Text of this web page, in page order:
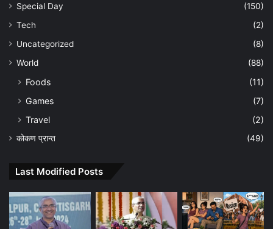
Special Day
(150)
Tech
(2)
Uncategorized
(8)
World
(88)
Foods
(11)
Games
(7)
Travel
(2)
कोकण प्रान्त (49)
Last Modified Posts